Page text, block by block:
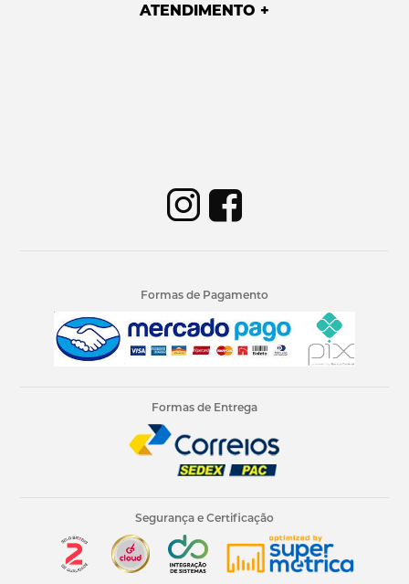
ATENDIMENTO
Formas de Pagamento
Formas de Entrega
Segurança e Certificação